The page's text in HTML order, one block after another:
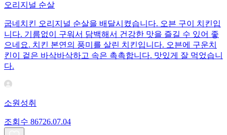
오리지널 순살
굽네치킨 오리지널 순살을 배달시켰습니다. 오븐 구이 치킨입
니다. 기름없이 구워서 담백해서 건강한 맛을 즐길 수 있어 좋
으네요. 치킨 본연의 풍미를 살린 치킨입니다. 오븐에 구운치
킨이 겉은 바삭바삭하고 속은 촉촉합니다. 맛있게 잘 먹었습니
다.
소원성취
조회수 86726.07.04